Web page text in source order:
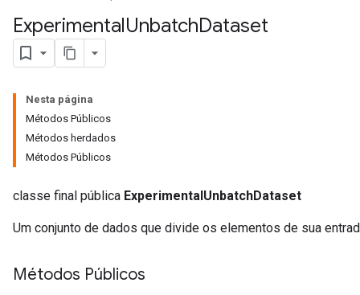
ExperimentalUnbatchDataset
Nesta página
Métodos Públicos
Métodos herdados
Métodos Públicos
classe final pública ExperimentalUnbatchDataset
Um conjunto de dados que divide os elementos de sua
Métodos Públicos